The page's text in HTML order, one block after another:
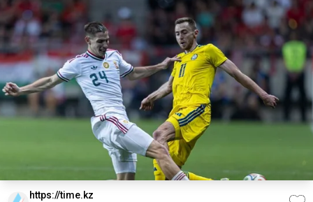
https://time.kz